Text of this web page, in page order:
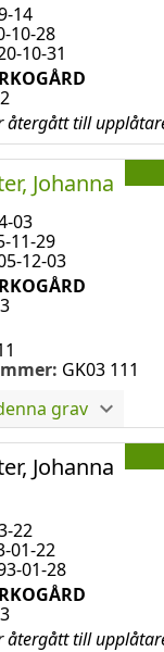
14
10-28
10-31
återgått till
Johanna
03
11-29
12-03
GK03 111
grav
Johanna
22
01-22
01-28
återgått till